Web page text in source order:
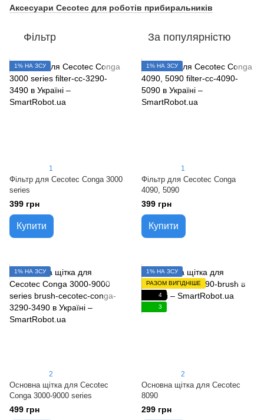
Аксесуари Cecotec для роботів прибиральників
Фільтр За популярністю
1% НА ЗСУ
1
Фільтр для Cecotec Conga 3000
series
399 грн
Купити
1% НА ЗСУ
1
Фільтр для Cecotec Conga
4090, 5090
399 грн
Купити
1% НА ЗСУ
2
Основна щітка для Cecotec
Conga 3000-9000 series
499 грн
1% НА ЗСУ
РАЗОМ ВИГІДНІШЕ
4
3
2
Основна щітка для Cecotec
8090
299 грн